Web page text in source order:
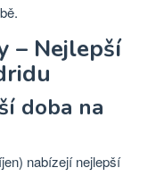
– Nejlepší
doba na
nabízejí nejlepší